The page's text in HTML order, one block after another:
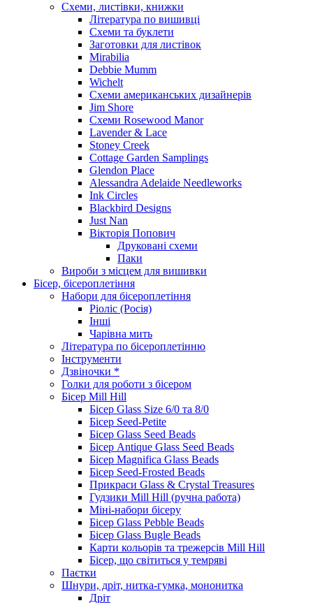
Схеми, листівки, книжки
Література по вишивці
Схеми та буклети
Заготовки для листівок
Mirabilia
Debbie Mumm
Wichelt
Схеми американських дизайнерів
Jim Shore
Cхеми Rosewood Manor
Lavender & Lace
Stoney Creek
Cottage Garden Samplings
Glendon Place
Alessandra Adelaide Needleworks
Ink Circles
Blackbird Designs
Just Nan
Вікторія Попович
Друковані схеми
Паки
Вироби з місцем для вишивки
Бісер, бісероплетіння
Набори для бісероплетіння
Ріоліс (Росія)
Інші
Чарівна мить
Література по бісероплетінню
Інструменти
Дзвіночки *
Голки для роботи з бісером
Бісер Mill Hill
Бісер Glass Size 6/0 та 8/0
Бісер Seed-Petite
Бісер Glass Seed Beads
Бісер Antique Glass Seed Beads
Бісер Magnifica Glass Beads
Бісер Seed-Frosted Beads
Прикраси Glass & Crystal Treasures
Гудзики Mill Hill (ручна работа)
Міні-набори бісеру
Бісер Glass Pebble Beads
Бісер Glass Bugle Beads
Карти кольорів та трежерсів Mill Hill
Бісер, що світиться у темряві
Паєтки
Шнури, дріт, нитка-гумка, мононитка
Дріт